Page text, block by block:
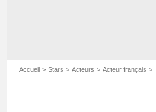
Accueil Stars Acteurs Acteur français